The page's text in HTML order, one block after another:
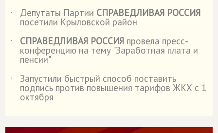
˙
Депутаты Партии СПРАВЕДЛИВАЯ РОССИЯ
посетили Крыловской район
˙
СПРАВЕДЛИВАЯ РОССИЯ провела пресс-
конференцию на тему "Заработная плата и
пенсии"
˙
Запустили быстрый способ поставить
подпись против повышения тарифов ЖКХ с 1
октября